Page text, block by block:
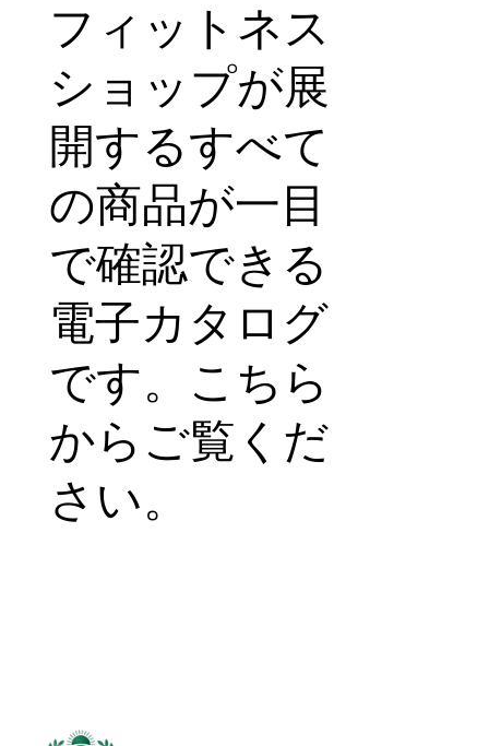
フィットネス
ショップが展
開するすべて
の商品が一目
で確認できる
電子カタログ
です。こちら
からご覧くだ
さい。